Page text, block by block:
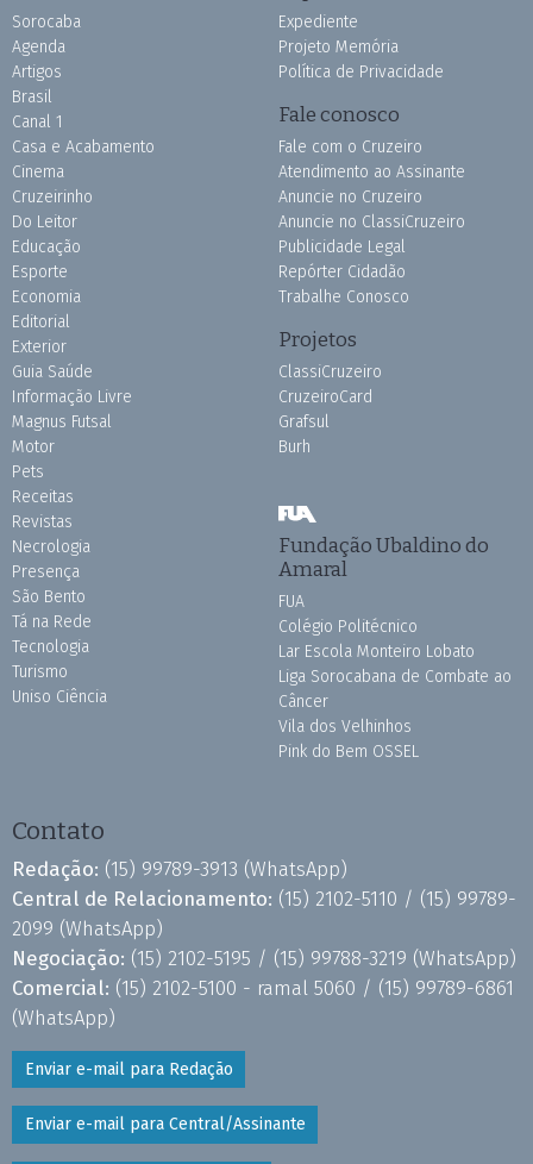
Sorocaba
Agenda
Artigos
Brasil
Canal 1
Casa e Acabamento
Cinema
Cruzeirinho
Do Leitor
Educação
Esporte
Economia
Editorial
Exterior
Guia Saúde
Informação Livre
Magnus Futsal
Motor
Pets
Receitas
Revistas
Necrologia
Presença
São Bento
Tá na Rede
Tecnologia
Turismo
Uniso Ciência
Expediente
Projeto Memória
Política de Privacidade
Fale conosco
Fale com o Cruzeiro
Atendimento ao Assinante
Anuncie no Cruzeiro
Anuncie no ClassiCruzeiro
Publicidade Legal
Repórter Cidadão
Trabalhe Conosco
Projetos
ClassiCruzeiro
CruzeiroCard
Grafsul
Burh
Fundação Ubaldino do
Amaral
FUA
Colégio Politécnico
Lar Escola Monteiro Lobato
Liga Sorocabana de Combate ao
Câncer
Vila dos Velhinhos
Pink do Bem OSSEL
Contato
Redação: (15) 99789-3913 (WhatsApp)
Central de Relacionamento: (15) 2102-5110 / (15) 99789-
2099 (WhatsApp)
Negociação: (15) 2102-5195 / (15) 99788-3219 (WhatsApp)
Comercial: (15) 2102-5100 - ramal 5060 / (15) 99789-6861
(WhatsApp)
Enviar e-mail para Redação
Enviar e-mail para Central/Assinante